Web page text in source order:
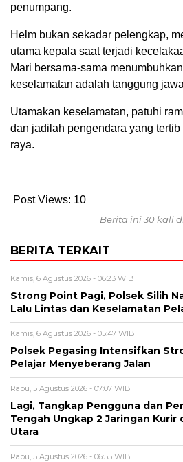
penumpang.
Helm bukan sekadar pelengkap,
utama kepala saat terjadi
Mari bersama-sama
keselamatan adalah tanggung
Utamakan keselamatan, patuhi
dan jadilah pengendara yang
raya.
Post Views: 10
Berita ini 30 kali
BERITA TERKAIT
Kamis, 6 Agustus 2026 - 06:23 WIB
Strong Point Pagi, Polsek Silih
Lalu Lintas dan Keselamatan
Kamis, 6 Agustus 2026 - 05:47 WIB
Polsek Pegasing Intensifkan
Pelajar Menyeberang Jalan
Rabu, 5 Agustus 2026 - 07:07 WIB
Lagi, Tangkap Pengguna dan
Tengah Ungkap 2 Jaringan Kurir
Utara
Rabu, 5 Agustus 2026 - 06:55 WIB